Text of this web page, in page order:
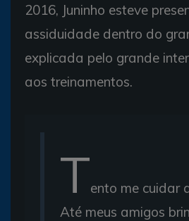
2016, Juninho esteve
assiduidade dentro do
explicada pelo grande
aos treinamentos.
Tento me cuidar
Até meus amigos